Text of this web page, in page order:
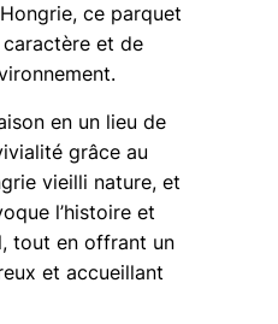
ce parquet
et de
en un lieu de
grâce au
vieilli nature, et
l’histoire et
tout en offrant un
et accueillant